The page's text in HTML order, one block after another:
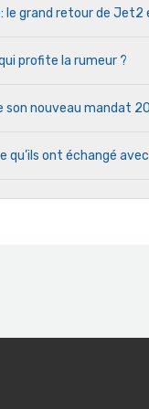
le grand retour de Jet2
profite la rumeur ?
son nouveau mandat
qu’ils ont échangé
de l’amertume chez